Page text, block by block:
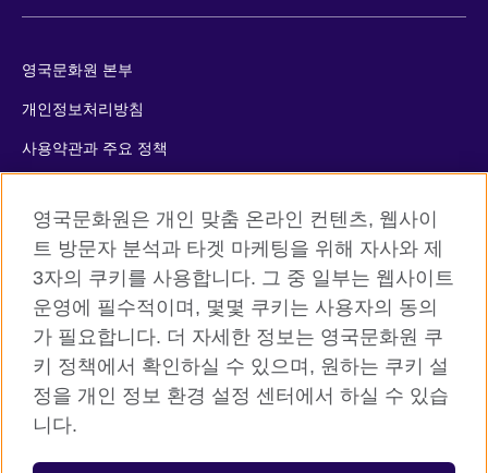
영국문화원 본부
개인정보처리방침
사용약관과 주요 정책
사이트맵
© 2026 British Council
The United Kingdom’s international organisation for cultural
relations and educational opportunities. A registered charity:
209131 (England and Wales) SC037733 (Scotland)
영국문화원은 개인 맞춤 온라인 컨텐츠, 웹사이
트 방문자 분석과 타겟 마케팅을 위해 자사와 제
3자의 쿠키를 사용합니다. 그 중 일부는 웹사이트
운영에 필수적이며, 몇몇 쿠키는 사용자의 동의
가 필요합니다. 더 자세한 정보는 영국문화원 쿠
키 정책에서 확인하실 수 있으며, 원하는 쿠키 설
정을 개인 정보 환경 설정 센터에서 하실 수 있습
니다.